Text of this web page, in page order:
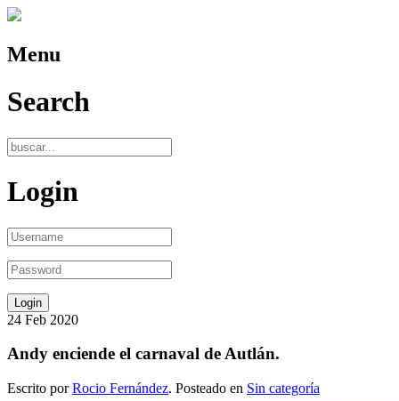
Menu
Search
Login
24 Feb 2020
Andy enciende el carnaval de Autlán.
Escrito porRocio Fernández. Posteado en Sin categoría